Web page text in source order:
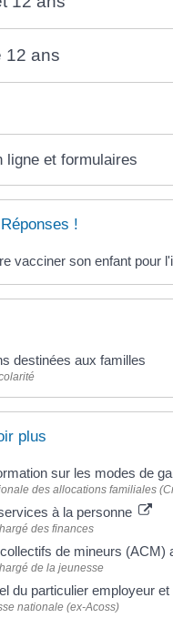
12 ans
ligne et formulaires
!
vacciner son enfant pour
destinées aux familles
plus
sur les modes de
des allocations familiales
à la personne
des finances
de mineurs (ACM)
de la jeunesse
du particulier employeur
nationale (ex-Acoss)